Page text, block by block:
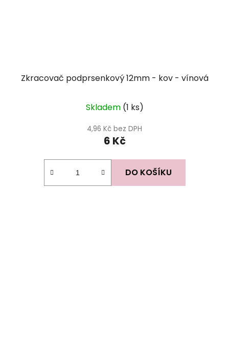
Zkracovač podprsenkový 12mm - kov - vínová
Skladem (1 ks)
4,96 Kč bez DPH
6 Kč
DO KOŠÍKU